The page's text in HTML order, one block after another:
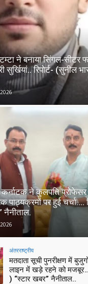
ने बनाया सिंगल-
सुर्खियां.. रिपोर्ट- (सुनील
कर्नाटक ने कुलपति
पाठ्यक्रमों पर हुई चर्चा….
नैनीताल.
अंतरराष्ट्रीय
मतदाता सूची पुनरीक्षण में
लाइन में खड़े रहने को मजबूर…
) “स्टार खबर” नैनीताल..